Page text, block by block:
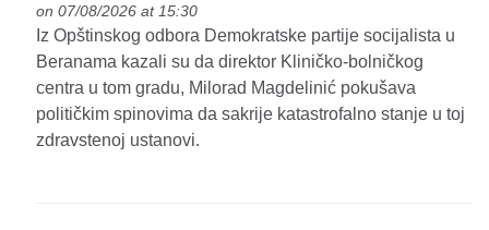
on 07/08/2026 at 15:30
Iz Opštinskog odbora Demokratske partije socijalista u
Beranama kazali su da direktor Kliničko-bolničkog
centra u tom gradu, Milorad Magdelinić pokušava
političkim spinovima da sakrije katastrofalno stanje u toj
zdravstenoj ustanovi.